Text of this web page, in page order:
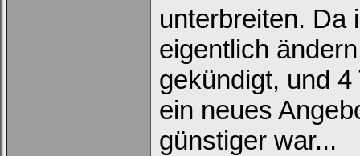
unterbreiten. Da
eigentlich
gekündigt, und
ein neues
günstiger war...